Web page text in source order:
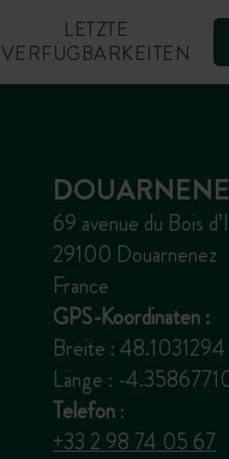
LETZTE
VERFÜGBARKEITEN
69 avenue du Bois
29100 Douarnenez
France
GPS-Koordinaten :
Breite : 48.1031294
Länge : -
Telefon:
+33 2 98 74 05 67